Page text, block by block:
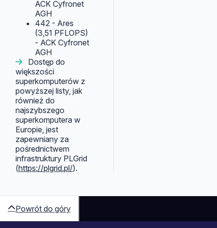
ACK Cyfronet
AGH
442 - Ares
(3,51 PFLOPS)
- ACK Cyfronet
AGH
Dostęp do
większości
superkomputerów z
powyższej listy, jak
również do
najszybszego
superkomputera w
Europie, jest
zapewniany za
pośrednictwem
infrastruktury PLGrid
(https://plgrid.pl/).
Powrót do góry